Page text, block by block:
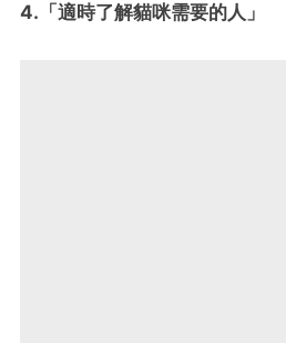
4.「適時了解貓咪需要的人」